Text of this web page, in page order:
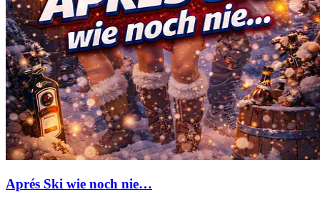
Aprés Ski wie noch nie…